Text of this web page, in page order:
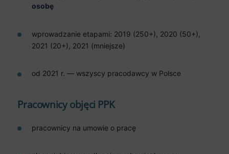
osobę
wprowadzanie etapami: 2019 (250+), 2020 (50+),
2021 (20+), 2021 (mniejsze)
od 2021 r. — wszyscy pracodawcy w Polsce
Pracownicy objęci PPK
pracownicy na umowie o pracę